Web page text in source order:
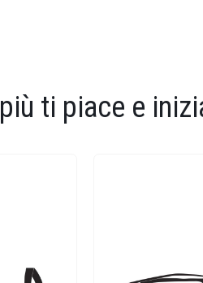
ti piace e